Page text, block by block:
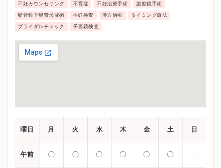
不妊カウンセリング 不育症 不妊治療手術 腹腔鏡手術
卵管鏡下卵管形成術 不妊検査 漢方治療 タイミング療法
ブライダルチェック 子宮鏡検査
曜日 月 火 水 木 金 土 日
午前 〇 〇 〇 〇 〇 〇 -